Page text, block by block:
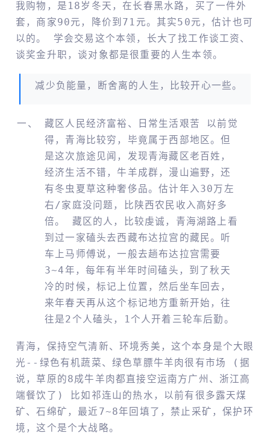
我购物，是18岁冬天，在长春黑水路，买了一件外
套，商家90元，降价到71元。其实50元，估计也可
以的。 学会交易这个本领，长大了找工作谈工资、
谈奖金升职，谈对象都是很重要的人生本领。
减少负能量，断舍离的人生，比较开心一些。
藏区人民经济富裕、日常生活艰苦 以前觉
得，青海比较穷，毕竟属于西部地区。但
是这次旅途见闻，发现青海藏区老百姓，
经济生活不错，牛羊成群，漫山遍野，还
有冬虫夏草这种奢侈品。估计年入30万左
右/家庭没问题，比陕西农民收入高好多
倍。 藏区的人，比较虔诚，青海湖路上看
到过一家磕头去西藏布达拉宫的藏民。听
车上马师傅说，一般去趟布达拉宫需要
3~4年，每年有半年时间磕头，到了秋天
冷的时候，标记上位置，然后坐车回去，
来年春天再从这个标记地方重新开始，往
往是2个人磕头，1个人开着三轮车后勤。
青海，保持空气清新、环境秀美，这个本身是个大眼
光--绿色有机蔬菜、绿色草膘牛羊肉很有市场 (据
说，草原的8成牛羊肉都直接空运南方广州、浙江高
端餐饮了) 比如祁连山的热水，以前有很多露天煤
矿、石绵矿，最近7~8年回填了，禁止采矿，保护环
境，这个是个大战略。